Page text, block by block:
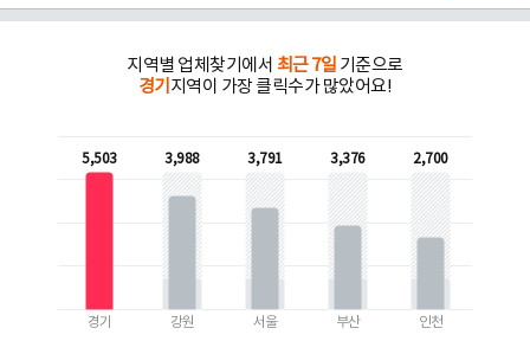
지역별 업체찾기에서 최근 7일 기준으로
경기 지역이 가장 클릭수가 많았어요!
5,503
경기
3,988
강원
3,791
서울
3,376
부산
2,700
인천